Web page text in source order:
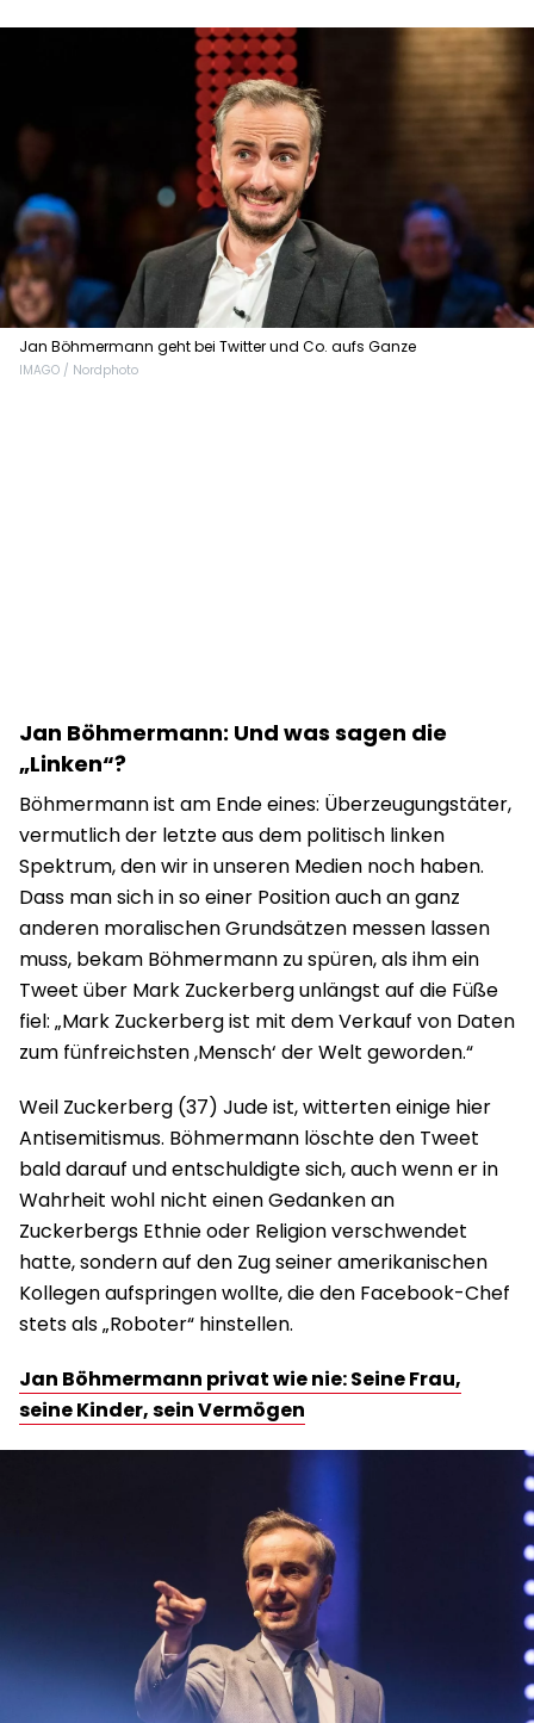
Jan Böhmermann geht bei Twitter und Co. aufs Ganze
IMAGO / Nordphoto
Jan Böhmermann: Und was sagen die
„Linken“?
Böhmermann ist am Ende eines: Überzeugungstäter,
vermutlich der letzte aus dem politisch linken
Spektrum, den wir in unseren Medien noch haben.
Dass man sich in so einer Position auch an ganz
anderen moralischen Grundsätzen messen lassen
muss, bekam Böhmermann zu spüren, als ihm ein
Tweet über Mark Zuckerberg unlängst auf die Füße
fiel: „Mark Zuckerberg ist mit dem Verkauf von Daten
zum fünfreichsten ,Mensch‘ der Welt geworden.“
Weil Zuckerberg (37) Jude ist, witterten einige hier
Antisemitismus. Böhmermann löschte den Tweet
bald darauf und entschuldigte sich, auch wenn er in
Wahrheit wohl nicht einen Gedanken an
Zuckerbergs Ethnie oder Religion verschwendet
hatte, sondern auf den Zug seiner amerikanischen
Kollegen aufspringen wollte, die den Facebook-Chef
stets als „Roboter“ hinstellen.
Jan Böhmermann privat wie nie: Seine Frau,
seine Kinder, sein Vermögen